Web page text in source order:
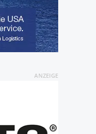
ANZEIGE